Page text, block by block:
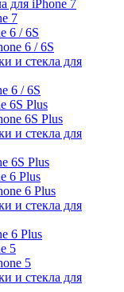
для iPhone 7
7
6 / 6S
6 / 6S
и стекла для
6 / 6S
6S Plus
6S Plus
и стекла для
6S Plus
6 Plus
6 Plus
и стекла для
6 Plus
5
5
и стекла для